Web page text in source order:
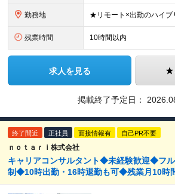
勤務地
残業時間 10時間以内
求人を見る
掲載終了予定日：
終了間近 正社員 面接情報有 自己PR不要
ｎｏｔａｒｉ株式会社
キャリアコンサルタント◆未経験歓迎◆フ
制◆10時出勤・16時退勤も可◆残業月10時